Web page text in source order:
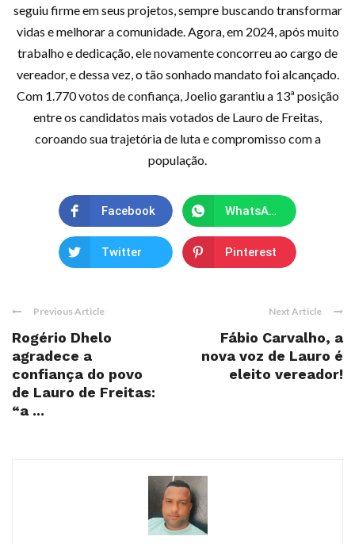
seguiu firme em seus projetos, sempre buscando transformar
vidas e melhorar a comunidade. Agora, em 2024, após muito
trabalho e dedicação, ele novamente concorreu ao cargo de
vereador, e dessa vez, o tão sonhado mandato foi alcançado.
Com 1.770 votos de confiança, Joelio garantiu a 13ª posição
entre os candidatos mais votados de Lauro de Freitas,
coroando sua trajetória de luta e compromisso com a
população.
Facebook WhatsApp
Twitter Pinterest
Previous Article
Rogério Dhelo
agradece a
confiança do povo
de Lauro de Freitas:
“a ...
Next Article
Fábio Carvalho, a
nova voz de Lauro é
eleito vereador!